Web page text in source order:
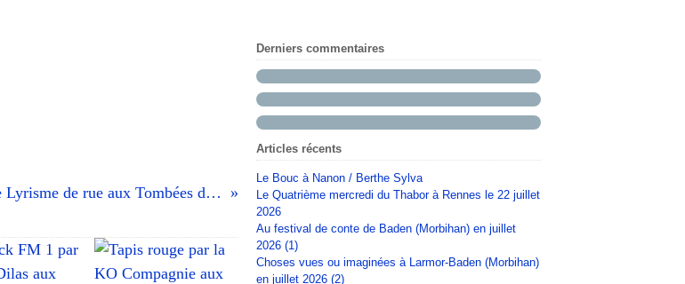
A votre guise ! / par la Compagnie Lyrisme de rue aux Tombées de la nuit à Rennes le 3 juillet 2026 (1)
Derniers commentaires
Articles récents
Le Bouc à Nanon / Berthe Sylva
Le Quatrième mercredi du Thabor à Rennes le 22 juillet
2026
Au festival de conte de Baden (Morbihan) en juillet
2026 (1)
Choses vues ou imaginées à Larmor-Baden (Morbihan)
en juillet 2026 (2)